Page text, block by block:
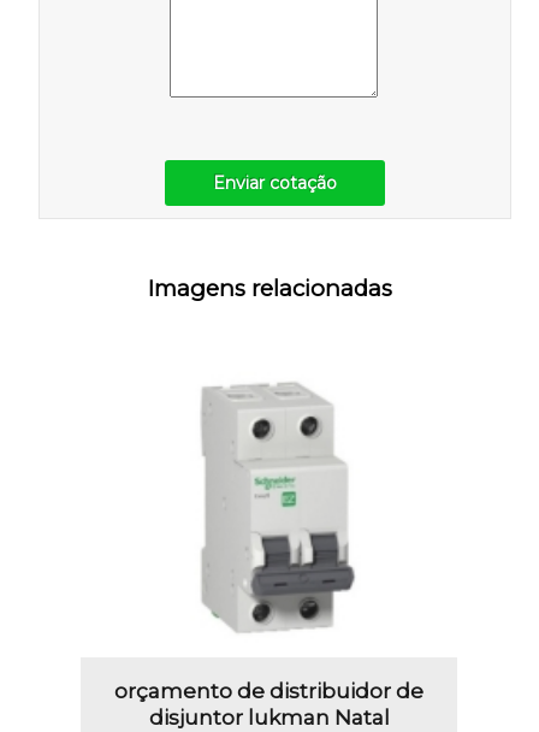
Enviar cotação
Imagens relacionadas
orçamento de distribuidor de
disjuntor lukman Natal